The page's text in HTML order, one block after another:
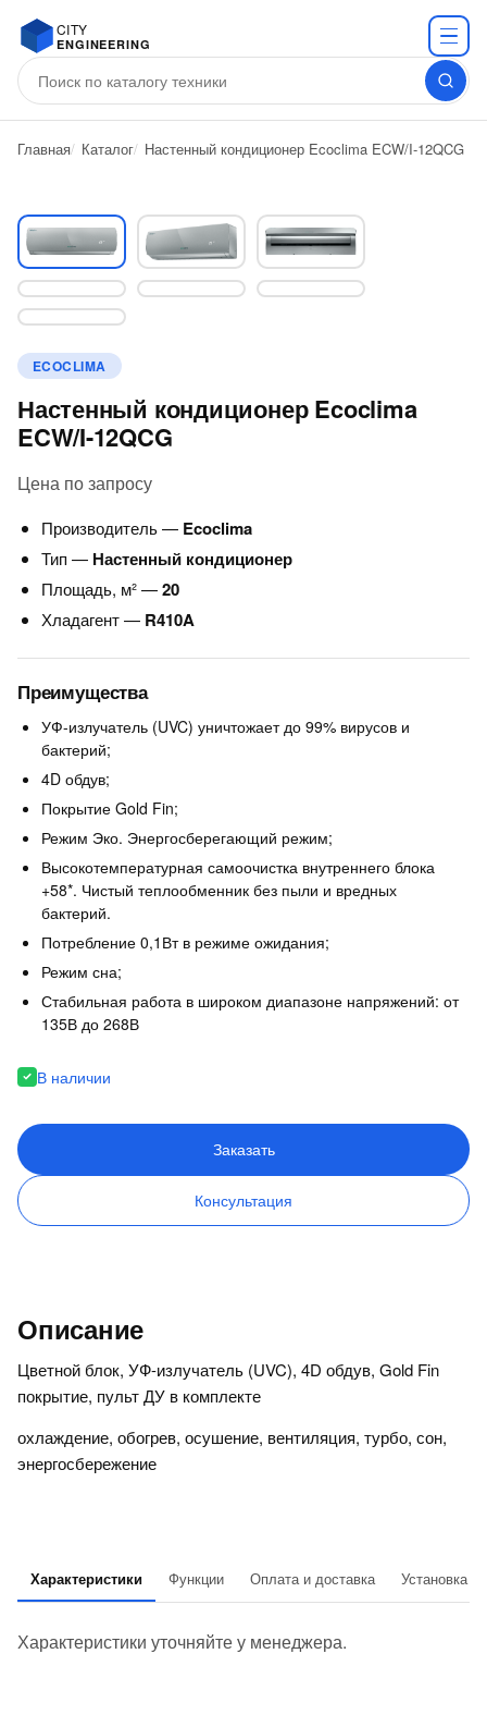
CITY
ENGINEERING
Главная Каталог Настенный кондиционер Ecoclima ECW/I-12QCG
ECOCLIMA
Настенный кондиционер Ecoclima
ECW/I-12QCG
Цена по запросу
Производитель — Ecoclima
Тип — Настенный кондиционер
Площадь, м² —20
Хладагент — R410A
Преимущества
УФ-излучатель (UVC) уничтожает до 99% вирусов и
бактерий;
4D обдув;
Покрытие Gold Fin;
Режим Эко. Энергосберегающий режим;
Высокотемпературная самоочистка внутреннего блока
+58*. Чистый теплообменник без пыли и вредных
бактерий.
Потребление 0,1Вт в режиме ожидания;
Режим сна;
Стабильная работа в широком диапазоне напряжений: от
135В до 268В
В наличии
Заказать
Консультация
Описание
Цветной блок, УФ-излучатель (UVC), 4D обдув, Gold Fin
покрытие, пульт ДУ в комплекте
охлаждение, обогрев, осушение, вентиляция, турбо, сон,
энергосбережение
Характеристики Функции Оплата и доставка Установка
Характеристики уточняйте у менеджера.